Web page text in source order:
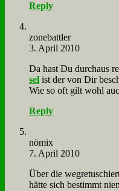
Reply
zone­batt­ler
3. April 2010
Da hast Du durch­aus
sel ist der von Dir
Wie so oft gilt wohl
Reply
nö­mix
7. April 2010
Über die
hät­te sich be­stimmt